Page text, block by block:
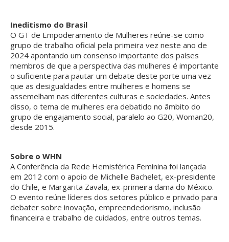
Ineditismo do Brasil
O GT de Empoderamento de Mulheres reúne-se como
grupo de trabalho oficial pela primeira vez neste ano de
2024 apontando um consenso importante dos países
membros de que a perspectiva das mulheres é importante
o suficiente para pautar um debate deste porte uma vez
que as desigualdades entre mulheres e homens se
assemelham nas diferentes culturas e sociedades. Antes
disso, o tema de mulheres era debatido no âmbito do
grupo de engajamento social, paralelo ao G20, Woman20,
desde 2015.
Sobre o WHN
A Conferência da Rede Hemisférica Feminina foi lançada
em 2012 com o apoio de Michelle Bachelet, ex-presidente
do Chile, e Margarita Zavala, ex-primeira dama do México.
O evento reúne líderes dos setores público e privado para
debater sobre inovação, empreendedorismo, inclusão
financeira e trabalho de cuidados, entre outros temas.